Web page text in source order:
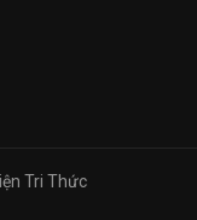
Tri Thức